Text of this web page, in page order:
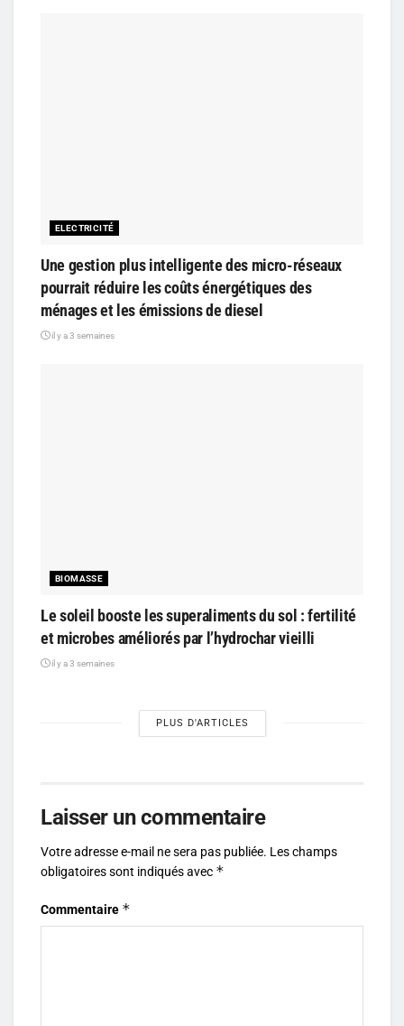
ELECTRICITÉ
Une gestion plus intelligente des micro-réseaux
pourrait réduire les coûts énergétiques des
ménages et les émissions de diesel
il y a 3 semaines
BIOMASSE
Le soleil booste les superaliments du sol : fertilité
et microbes améliorés par l’hydrochar vieilli
il y a 3 semaines
PLUS D'ARTICLES
Laisser un commentaire
Votre adresse e-mail ne sera pas publiée. Les champs
obligatoires sont indiqués avec *
Commentaire *